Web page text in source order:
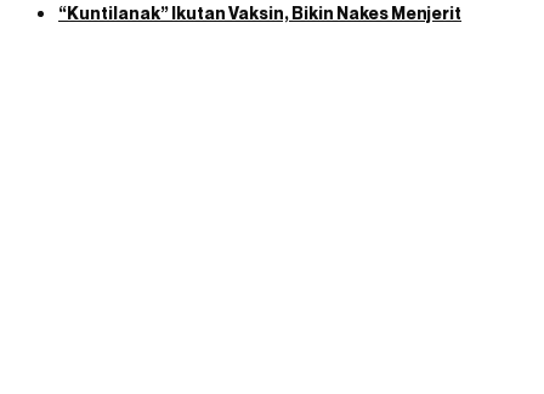
“Kuntilanak” Ikutan Vaksin, Bikin Nakes Menjerit